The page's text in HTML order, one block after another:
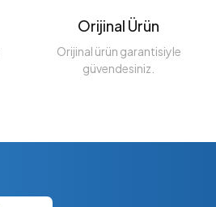
Orijinal Ürün
Orijinal ürün garantisiyle
güvendesiniz.